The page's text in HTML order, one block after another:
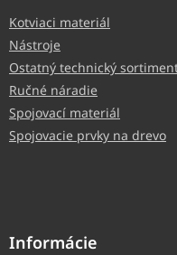
Kotviaci materiál
Nástroje
Ostatný technický
Ručné náradie
Spojovací materiál
Spojovacie prvky na drevo
Informácie